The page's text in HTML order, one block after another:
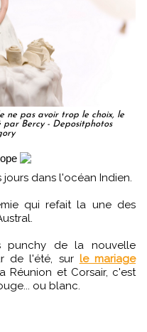
ne pas avoir trop le choix, le
par Bercy - Depositphotos
jours dans l'océan Indien.
qui refait la une des
punchy de la nouvelle
de l'été, sur le mariage
et Corsair, c'est
ou blanc.